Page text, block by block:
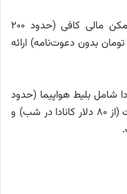
۳. تمکن مالی: برای دریافت ویزا، باید تمکن مالی کافی (حدود ۲۰۰
دعوت‌نامه یا ۳۵۰ میلیون تومان بدون دعوت‌نامه) ارائه
شامل بلیط هواپیما (حدود
۱۰۰۰ تا ۱۵۰۰ دلار کانادا رفت‌وبرگشت)، اقامت (از ۸۰ دلار کانادا در شب) و